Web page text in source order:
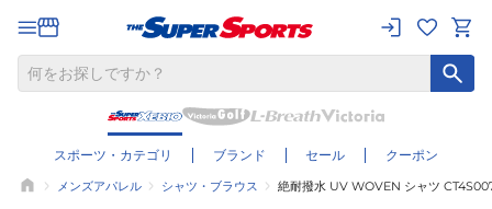
スポーツ・カテゴリ ブランド セール クーポン
メンズアパレル シャツ・ブラウス 絶耐撥水 UV WOVEN シャツ